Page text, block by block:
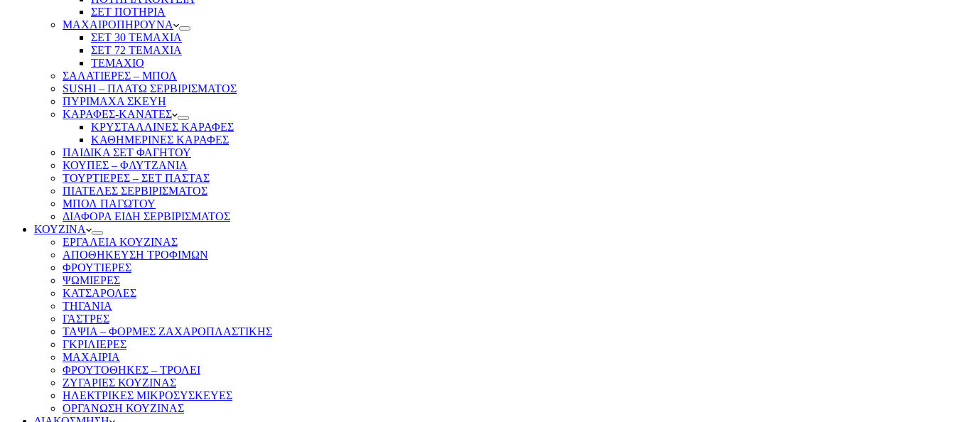
ΣΕΤ ΠΟΤΗΡΙΑ
ΜΑΧΑΙΡΟΠΗΡΟΥΝΑ
ΣΕΤ 30 ΤΕΜΑΧΙΑ
ΣΕΤ 72 ΤΕΜΑΧΙΑ
ΤΕΜΑΧΙΟ
ΣΑΛΑΤΙΕΡΕΣ – ΜΠΟΛ
SUSHI – ΠΛΑΤΩ ΣΕΡΒΙΡΙΣΜΑΤΟΣ
ΠΥΡΙΜΑΧΑ ΣΚΕΥΗ
ΚΑΡΑΦΕΣ-ΚΑΝΑΤΕΣ
ΚΡΥΣΤΑΛΛΙΝΕΣ ΚΑΡΑΦΕΣ
ΚΑΘΗΜΕΡΙΝΕΣ ΚΑΡΑΦΕΣ
ΠΑΙΔΙΚΑ ΣΕΤ ΦΑΓΗΤΟΥ
ΚΟΥΠΕΣ – ΦΛΥΤΖΑΝΙΑ
ΤΟΥΡΤΙΕΡΕΣ – ΣΕΤ ΠΑΣΤΑΣ
ΠΙΑΤΕΛΕΣ ΣΕΡΒΙΡΙΣΜΑΤΟΣ
ΜΠΟΛ ΠΑΓΩΤΟΥ
ΔΙΑΦΟΡΑ ΕΙΔΗ ΣΕΡΒΙΡΙΣΜΑΤΟΣ
ΚΟΥΖΙΝΑ
ΕΡΓΑΛΕΙΑ ΚΟΥΖΙΝΑΣ
ΑΠΟΘΗΚΕΥΣΗ ΤΡΟΦΙΜΩΝ
ΦΡΟΥΤΙΕΡΕΣ
ΨΩΜΙΕΡΕΣ
ΚΑΤΣΑΡΟΛΕΣ
ΤΗΓΑΝΙΑ
ΓΑΣΤΡΕΣ
ΤΑΨΙΑ – ΦΟΡΜΕΣ ΖΑΧΑΡΟΠΛΑΣΤΙΚΗΣ
ΓΚΡΙΛΙΕΡΕΣ
ΜΑΧΑΙΡΙΑ
ΦΡΟΥΤΟΘΗΚΕΣ – ΤΡΟΛΕΙ
ΖΥΓΑΡΙΕΣ ΚΟΥΖΙΝΑΣ
ΗΛΕΚΤΡΙΚΕΣ ΜΙΚΡΟΣΥΣΚΕΥΕΣ
ΟΡΓΑΝΩΣΗ ΚΟΥΖΙΝΑΣ